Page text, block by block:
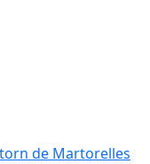
de Martorelles